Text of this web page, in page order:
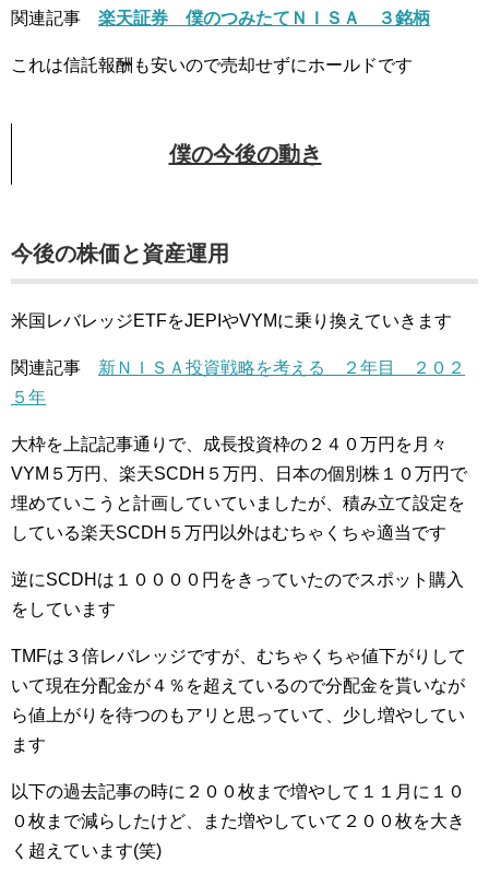
関連記事 楽天証券 僕のつみたてＮＩＳＡ ３銘柄
これは信託報酬も安いので売却せずにホールドです
僕の今後の動き
今後の株価と資産運用
米国レバレッジETFをJEPIやVYMに乗り換えていきます
関連記事 新ＮＩＳＡ投資戦略を考える ２年目 ２０２
５年
大枠を上記記事通りで、成長投資枠の２４０万円を月々
VYM５万円、楽天SCDH５万円、日本の個別株１０万円で
埋めていこうと計画していていましたが、積み立て設定を
している楽天SCDH５万円以外はむちゃくちゃ適当です
逆にSCDHは１００００円をきっていたのでスポット購入
をしています
TMFは３倍レバレッジですが、むちゃくちゃ値下がりして
いて現在分配金が４％を超えているので分配金を貰いなが
ら値上がりを待つのもアリと思っていて、少し増やしてい
ます
以下の過去記事の時に２００枚まで増やして１１月に１０
０枚まで減らしたけど、また増やしていて２００枚を大き
く超えています(笑)